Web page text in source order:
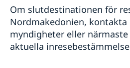
Om slutdestinationen för
Nordmakedonien, kontakta
myndigheter eller
aktuella